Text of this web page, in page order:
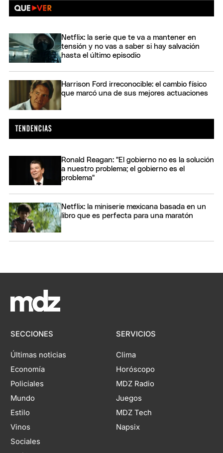
Netflix: la serie que te va a mantener en
tensión y no vas a saber si hay salvación
hasta el último episodio
Harrison Ford irreconocible: el cambio físico
que marcó una de sus mejores actuaciones
Ronald Reagan: "El gobierno no es la solución
a nuestro problema; el gobierno es el
problema"
Netflix: la miniserie mexicana basada en un
libro que es perfecta para una maratón
SECCIONES
Últimas noticias
Economía
Policiales
Mundo
Estilo
Vinos
Sociales
SERVICIOS
Clima
Horóscopo
MDZ Radio
Juegos
MDZ Tech
Napsix